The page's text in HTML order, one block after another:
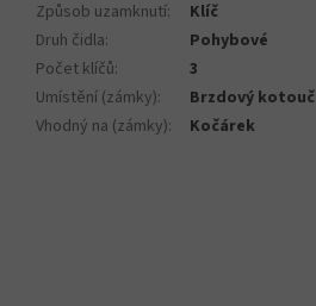
Způsob uzamknutí:
Klíč
Druh čidla:
Pohybové
Počet klíčů:
3
Umístění (zámky):
Brzdový kotouč
Vhodný na (zámky): Kočárek